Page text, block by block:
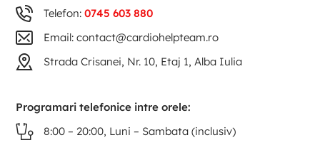
Telefon:0745 603 880
Email: contact@cardiohelpteam.ro
Strada Crisanei, Nr. 10, Etaj 1, Alba Iulia
Programari telefonice intre orele:
8:00 – 20:00, Luni – Sambata (inclusiv)